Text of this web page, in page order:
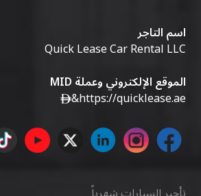
اسم التاجر
Quick Lease Car Rental LLC
الموقع الإلكتروني وعملة MID
https://quicklease.ae
&